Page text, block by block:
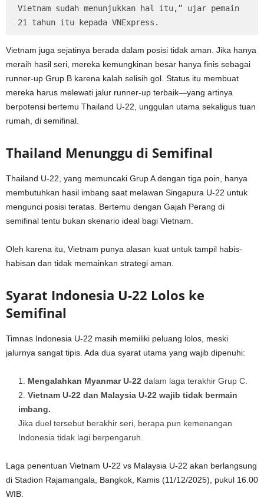
Vietnam sudah menunjukkan hal itu,” ujar pemain
21 tahun itu kepada VNExpress.
Vietnam juga sejatinya berada dalam posisi tidak aman. Jika hanya
meraih hasil seri, mereka kemungkinan besar hanya finis sebagai
runner-up Grup B karena kalah selisih gol. Status itu membuat
mereka harus melewati jalur runner-up terbaik—yang artinya
berpotensi bertemu Thailand U-22, unggulan utama sekaligus tuan
rumah, di semifinal.
Thailand Menunggu di Semifinal
Thailand U-22, yang memuncaki Grup A dengan tiga poin, hanya
membutuhkan hasil imbang saat melawan Singapura U-22 untuk
mengunci posisi teratas. Bertemu dengan Gajah Perang di
semifinal tentu bukan skenario ideal bagi Vietnam.
Oleh karena itu, Vietnam punya alasan kuat untuk tampil habis-
habisan dan tidak memainkan strategi aman.
Syarat Indonesia U-22 Lolos ke
Semifinal
Timnas Indonesia U-22 masih memiliki peluang lolos, meski
jalurnya sangat tipis. Ada dua syarat utama yang wajib dipenuhi:
Mengalahkan Myanmar U-22 dalam laga terakhir Grup C.
Vietnam U-22 dan Malaysia U-22 wajib tidak bermain
imbang.
Jika duel tersebut berakhir seri, berapa pun kemenangan
Indonesia tidak lagi berpengaruh.
Laga penentuan Vietnam U-22 vs Malaysia U-22 akan berlangsung
di Stadion Rajamangala, Bangkok, Kamis (11/12/2025), pukul 16.00
WIB.